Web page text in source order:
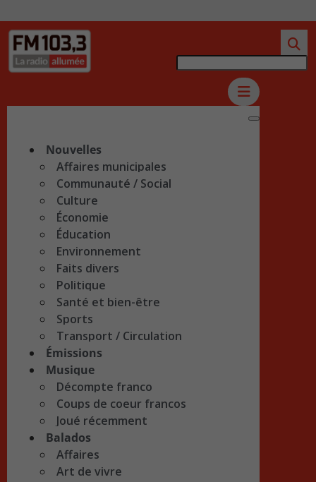
Nouvelles
Affaires municipales
Communauté / Social
Culture
Économie
Éducation
Environnement
Faits divers
Politique
Santé et bien-être
Sports
Transport / Circulation
Émissions
Musique
Décompte franco
Coups de coeur francos
Joué récemment
Balados
Affaires
Art de vivre